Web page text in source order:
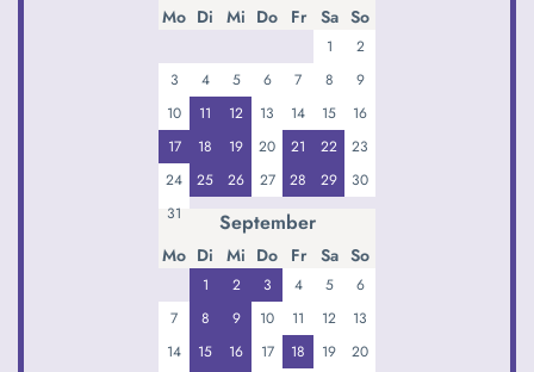
Mo Di Mi Do Fr Sa So
1
2
3
4 5 6 7 8
9
10
11 12 13 14 15
16
17
18 19 20 21 22
23
24
25 26 27 28 29
30
31
September
Mo Di Mi Do Fr Sa So
1 2 3 4 5
6
7
8 9 10 11 12
13
14
15 16 17 18 19
20